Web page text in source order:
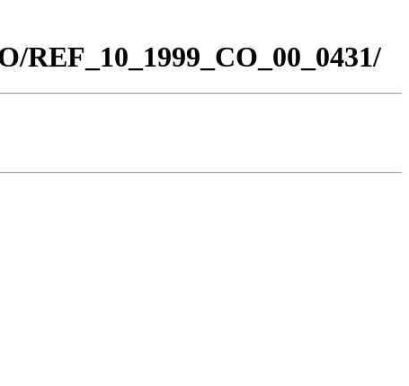
REF_10_1999_CO_00_0431/